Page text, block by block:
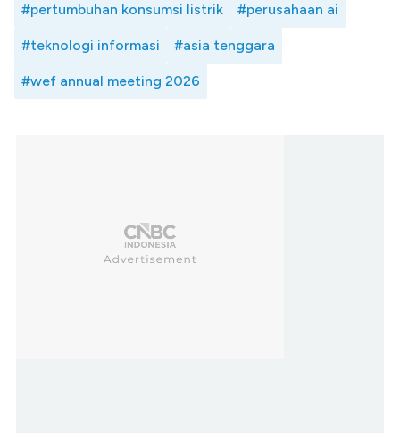
#pertumbuhan konsumsi listrik #perusahaan ai
#teknologi informasi #asia tenggara
#wef annual meeting 2026